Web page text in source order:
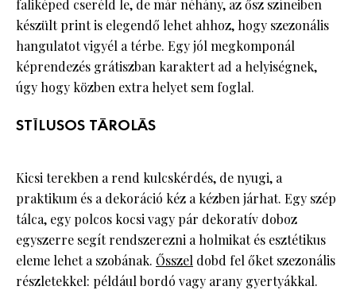
faliképed cseréld le, de már néhány, az ősz színeiben
készült print is elegendő lehet ahhoz, hogy szezonális
hangulatot vigyél a térbe. Egy jól megkomponál
képrendezés grátiszban karaktert ad a helyiségnek,
úgy hogy közben extra helyet sem foglal.
STÍLUSOS TÁROLÁS
Kicsi terekben a rend kulcskérdés, de nyugi, a
praktikum és a dekoráció kéz a kézben járhat. Egy szép
tálca, egy polcos kocsi vagy pár dekoratív doboz
egyszerre segít rendszerezni a holmikat és esztétikus
eleme lehet a szobának. Ősszel dobd fel őket szezonális
részletekkel: például bordó vagy arany gyertyákkal.